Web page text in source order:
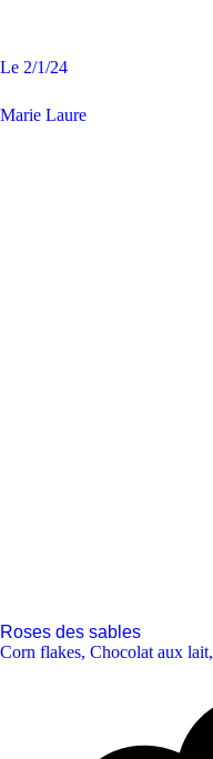
Le 2/1/24
Marie Laure
Roses des sables
Corn flakes, Chocolat aux lait,